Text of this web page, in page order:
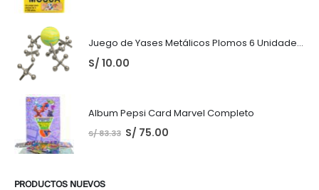
Juego de Yases Metálicos Plomos 6 Unidades + Pelota de Goma (En Bolsita Lista para Regalar)
S/ 10.00
Album Pepsi Card Marvel Completo
S/83.33 S/ 75.00
PRODUCTOS NUEVOS